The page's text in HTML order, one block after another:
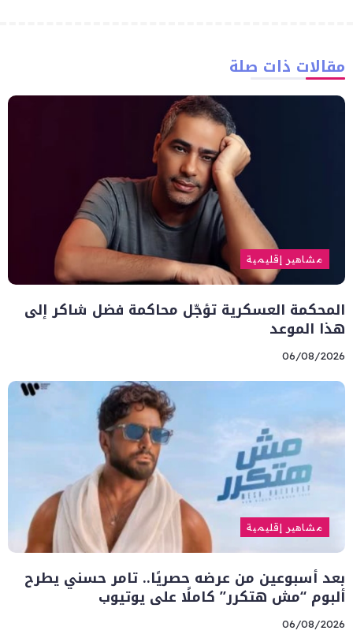
مقالات ذات صلة
مشاهير إقليمية
المحكمة العسكرية تؤجّل محاكمة فضل شاكر إلى
هذا الموعد
06/08/2026
مشاهير إقليمية
بعد أسبوعين من عرضه حصريًا.. تامر حسني يطرح
ألبوم “مش هتكرر” كاملًا على يوتيوب
06/08/2026